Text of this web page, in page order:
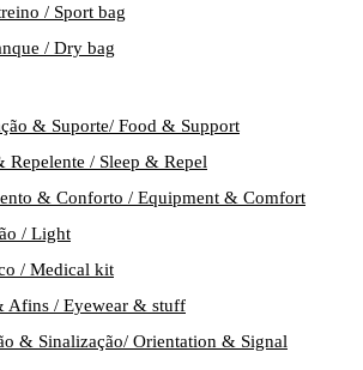
/ Sport bag
/ Dry bag
& Suporte/ Food & Support
Repelente / Sleep & Repel
& Conforto / Equipment & Comfort
/ Light
/ Medical kit
Afins / Eyewear & stuff
& Sinalização/ Orientation & Signal